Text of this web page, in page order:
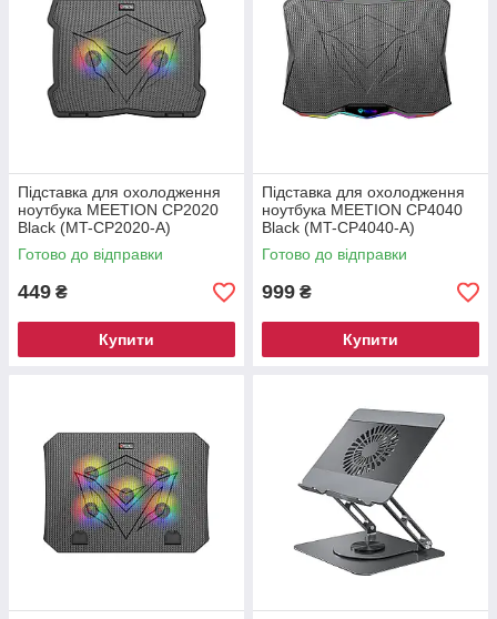
Підставка для охолодження
ноутбука MEETION CP2020
Black (MT-CP2020-A)
Готово до відправки
449 ₴
Купити
Підставка для охолодження
ноутбука MEETION CP4040
Black (MT-CP4040-A)
Готово до відправки
999 ₴
Купити